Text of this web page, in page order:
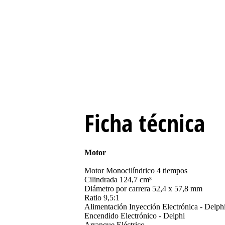
Ficha técnica
Motor
Motor Monocilíndrico 4 tiempos
Cilindrada 124,7 cm³
Diámetro por carrera 52,4 x 57,8 mm
Ratio 9,5:1
Alimentación Inyección Electrónica -
Encendido Electrónico - Delphi